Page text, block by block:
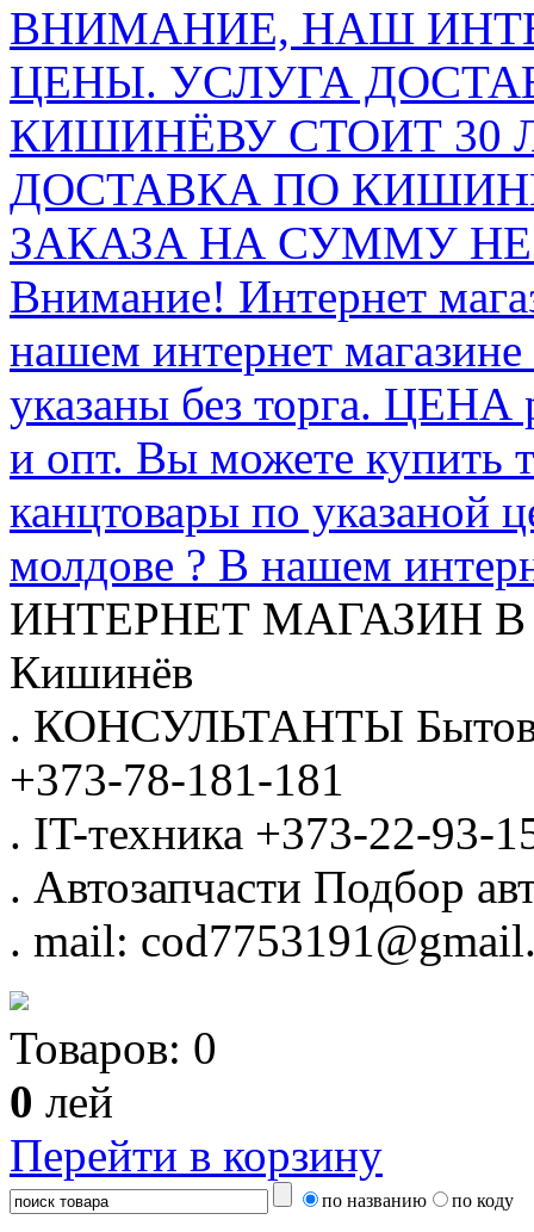
ВНИМАНИЕ, НАШ
ЦЕНЫ. УСЛУГА
КИШИНЁВУ СТОИТ 30
ДОСТАВКА ПО
ЗАКАЗА НА СУММУ НЕ
Внимание! Интернет
нашем интернет
указаны без торга.
и опт. Вы можете купить
канцтовары по указаной
молдове ? В нашем
ИНТЕРНЕТ МАГАЗИН
Кишинёв
. КОНСУЛЬТАНТЫ
+373-78-181-181
. IT-техника +373-22-93-
. Автозапчасти Подбор
. mail:
Товаров: 0
0 лей
Перейти в корзину
по названию по коду